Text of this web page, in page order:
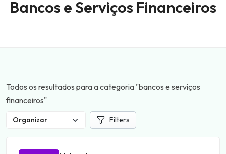
Bancos e Serviços Financeiros
Todos os resultados para a categoria "bancos e serviços
financeiros"
Filters